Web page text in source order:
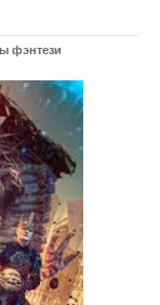
фэнтези